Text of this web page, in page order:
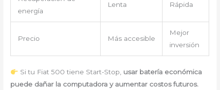
energía
Lenta Rápida
Precio Más accesible
Mejor
inversión
Si tu Fiat 500 tiene Start-Stop, usar batería económica
puede dañar la computadora y aumentar costos futuros.